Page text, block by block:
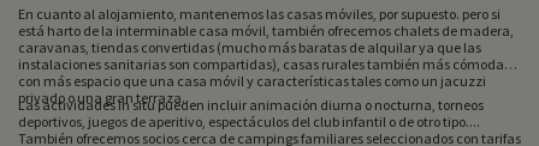
En cuanto al alojamiento, mantenemos las casas móviles, por supuesto. pero si
está harto de la interminable casa móvil, también ofrecemos chalets de madera,
caravanas, tiendas convertidas (mucho más baratas de alquilar ya que las
instalaciones sanitarias son compartidas), casas rurales también más cómodas
con más espacio que una casa móvil y características tales como un jacuzzi
privado o una gran terraza.
Las actividades in situ pueden incluir animación diurna o nocturna, torneos
deportivos, juegos de aperitivo, espectáculos del club infantil o de otro tipo....
También ofrecemos socios cerca de campings familiares seleccionados con tarifas